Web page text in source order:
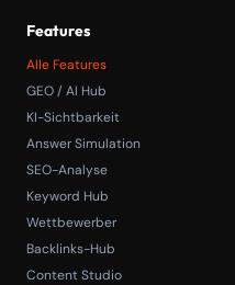
Features
Alle Features
GEO / AI Hub
KI-Sichtbarkeit
Answer Simulation
SEO-Analyse
Keyword Hub
Wettbewerber
Backlinks-Hub
Content Studio